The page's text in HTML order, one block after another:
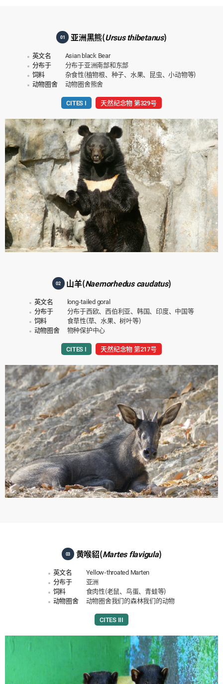
01 亚洲黑熊(Ursus thibetanus)
英文名
Asian black Bear
分布于
分布于亚洲南部和东部
饲料
杂食性(植物根、种子、水果、昆虫、小动物等)
动物圈舍
动物圈舍熊舍
CITES I
天然纪念物 第329号
02 山羊(Naemorhedus caudatus)
英文名
long-tailed goral
分布于
分布于西欧、西伯利亚、韩国、印度、中国等
饲料
食草性(草、水果、树叶等)
动物圈舍
物种保护中心
CITES I
天然纪念物 第217号
03 黄喉貂(Martes flavigula)
英文名
Yellow-throated Marten
分布于
亚洲
饲料
食肉性(老鼠、鸟蛋、青蛙等)
动物圈舍
动物圈舍我们的森林我们的动物
CITES III